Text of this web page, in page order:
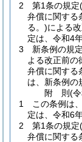
2
第1条の規定
弁償に関する
る。)による
定は、令和4
3
新条例の規
よる改正前の
弁償に関する
は、新条例の
附 則(
1
この条例は
定は、令和6
2
第1条の規定
弁償に関する